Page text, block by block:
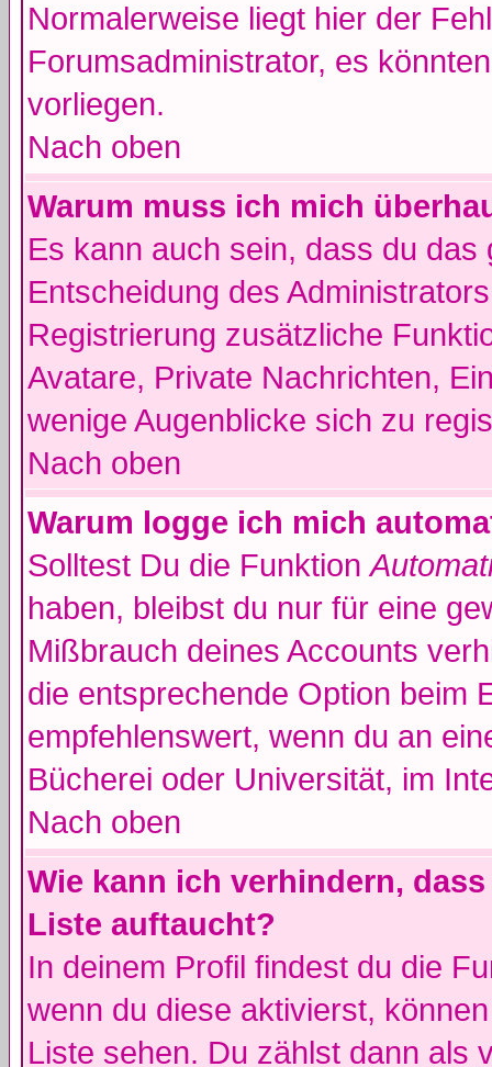
Normalerweise liegt hier der
Forumsadministrator, es
vorliegen.
Nach oben
Warum muss ich mich
Es kann auch sein, dass du
Entscheidung des
Registrierung zusätzliche
Avatare, Private Nachrichten,
wenige Augenblicke sich zu
Nach oben
Warum logge ich mich
Solltest Du die Funktion
haben, bleibst du nur für eine
Mißbrauch deines Accounts
die entsprechende Option beim
empfehlenswert, wenn du an
Bücherei oder Universität, im
Nach oben
Wie kann ich verhindern,
Liste auftaucht?
In deinem Profil findest du die
wenn du diese aktivierst,
Liste sehen. Du zählst dann als